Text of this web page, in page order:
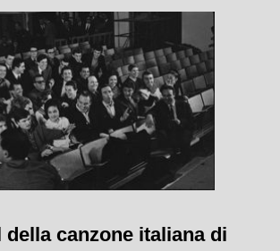
della canzone italiana di